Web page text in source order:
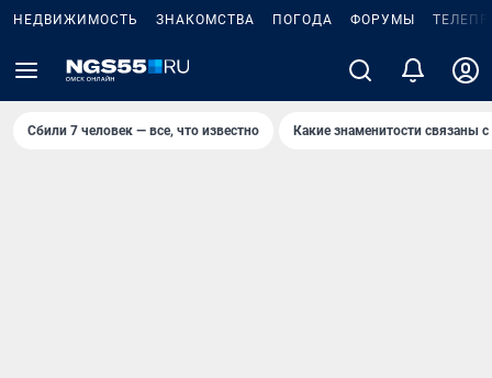
НЕДВИЖИМОСТЬ ЗНАКОМСТВА ПОГОДА ФОРУМЫ
Сбили 7 человек — все, что известно Какие знаменитости связаны